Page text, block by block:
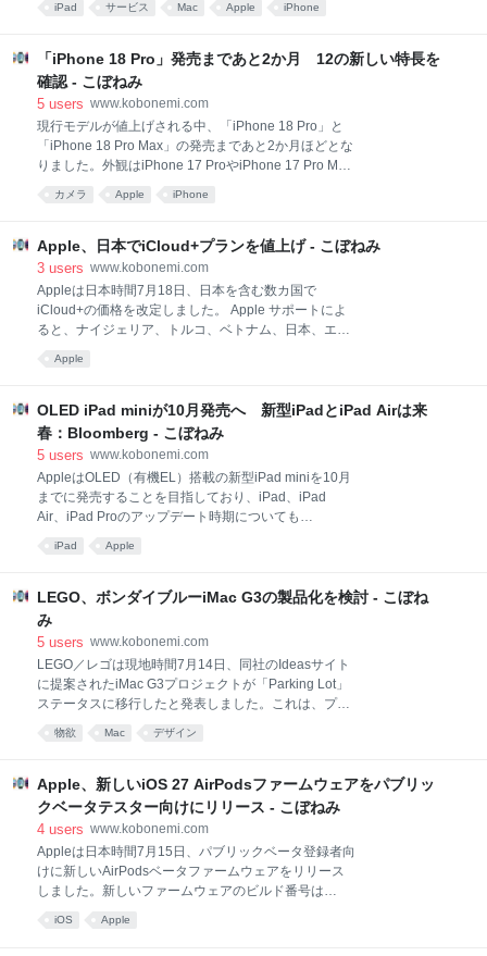
イズの20周年記念iPhoneついて開発を加速しているこ
と、この
iCloud+プラン、そして日本でのすべてのiPhoneおよ
の価格を引き上げました。 Apple Music＆Apple One
が値上げ Apple、日本でiCloud+プランを値上げ
Apple、日本でiPhone全モデルを値上げ Apple Watch
月額＋100円、ファミリープランで同＋300円の値上げ
です。iCloud+の場合、最も小さな50GBプランで月額
＋30円、200GBプランで同＋90円などの値上げとなっ
ています。Apple
iPad サービス Mac Apple iPhone
「iPhone 18 Pro」発売まであと2か月 12の新しい特長を
確認 - こぼねみ
5 users www.kobonemi.com
現行モデルが値上げされる中、「iPhone 18 Pro」と
「iPhone 18 Pro Max」の発売まであと2か月ほどとな
りました。外観はiPhone 17 ProやiPhone 17 Pro Max
の変更が加えられる見込みです。 新モデルに関する12
め、これまでの情報をまとめています。 小型化された
Dynamic Island LTPO+ディスプレイ 可変絞り A20 Pro
チップ C2モデム 衛星経由の5G N2チップ 新色 カメラ
コントロールをよりシンプルに 再設計された背面セラ
ミックシールド バッテリー容量の拡大（iPhone 18
Max） 新しいiPhoneのイメージ：MacRumors 小型化
カメラ Apple iPhone
Apple、日本でiCloud+プランを値上げ - こぼねみ
3 users www.kobonemi.com
Appleは日本時間7月18日、日本を含む数カ国で
iCloud+の価格を改定しました。 Apple サポートによ
ると、ナイジェリア、トルコ、ベトナム、日本、エジ
において、iCloud+の各プランを値上げしました。 米
値上げ幅は、プランや国によって異なり、11％から
55％の範囲となっています。ナイジェリアでの値上げ
幅が最も大きく、50GBプランは従来の900ナイラから
きかったのはトルコで、50GBプランは39.99トルコリ
ラから49.99トルコリラに値上げされました。 日本で
の値上げ前と値上げ後の価格は次の通り。 プラン 旧価
格 新価格 値上げ額 上昇率 50 GB ¥150 ¥180 ¥30
Apple
OLED iPad miniが10月発売へ 新型iPadとiPad Airは来
春：Bloomberg - こぼねみ
5 users www.kobonemi.com
AppleはOLED（有機EL）搭載の新型iPad miniを10月
までに発売することを目指しており、iPad、iPad
Air、iPad Proのアップデート時期についても
が今年後半にOLEDディスプレイを搭載して発売され
回、その発売時期についてより具体的な時期を報じて
います。 それによると、Appleは早ければ今秋にも新
しいOLED搭載iPad mini（コードネーム：J510）を発
います。また、AppleがiPad Airの将来的なOLEDへの
アップグレードに取り組んでいるものの、現時点では
OLED搭載のiPadの開発には着手しておらず、当面は
より安価なLCD（液晶）技術を継続するとしていま
iPad Apple
LEGO、ボンダイブルーiMac G3の製品化を検討 - こぼね
み
5 users www.kobonemi.com
LEGO／レゴは現地時間7月14日、同社のIdeasサイト
に提案されたiMac G3プロジェクトが「Parking Lot」
ステータスに移行したと発表しました。これは、プロ
ゴセットとして発売される可能性があることを意味す
G3LEGOはIdeasウェブサイトを通じて、ファンが将
来のLEGOセットのモックアップや提案を投稿できる
ようにしています。10,000票以上を獲得したプロジェ
チャンスを得ます。2025年8月、LEGOファンの
terauma氏が、Appleの1998年の製品「iMac G3」をボ
ンダイブルーで再現した作品を投稿しました。 この
LEGO作品は、オールインワン型コンピュータのデザ
物欲 Mac デザイン
Apple、新しいiOS 27 AirPodsファームウェアをパブリッ
クベータテスター向けにリリース - こぼねみ
4 users www.kobonemi.com
Appleは日本時間7月15日、パブリックベータ登録者向
けに新しいAirPodsベータファームウェアをリリース
しました。新しいファームウェアのビルド番号は
AirPods 4、AirPods Max 2に対応しています。今回の
iOS Apple